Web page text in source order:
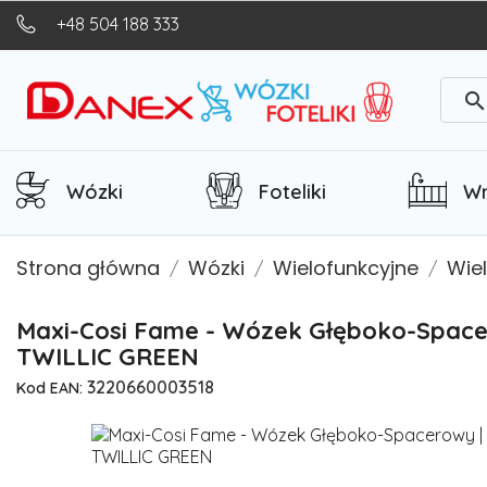
+48 504 188 333
Wózki Foteliki
Strona główna Wózki Wielofunkcyjne
Maxi-Cosi Fame - Wózek Głęboko-
TWILLIC GREEN
Kod EAN: 3220660003518